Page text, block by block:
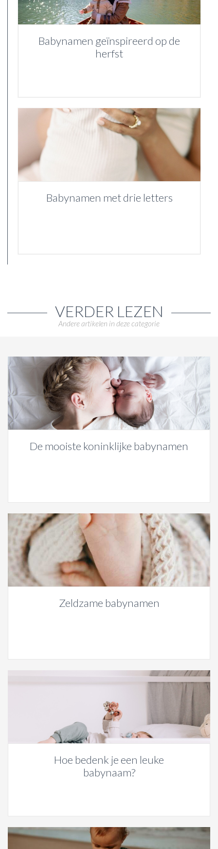
Babynamen geïnspireerd op de
herfst
Babynamen met drie letters
VERDER LEZEN
Andere artikelen in deze categorie
De mooiste koninklijke babynamen
Zeldzame babynamen
Hoe bedenk je een leuke
babynaam?